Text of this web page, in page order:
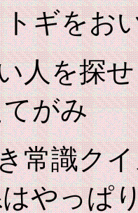
ギをお
人を探
がみ
常識ク
やっぱ